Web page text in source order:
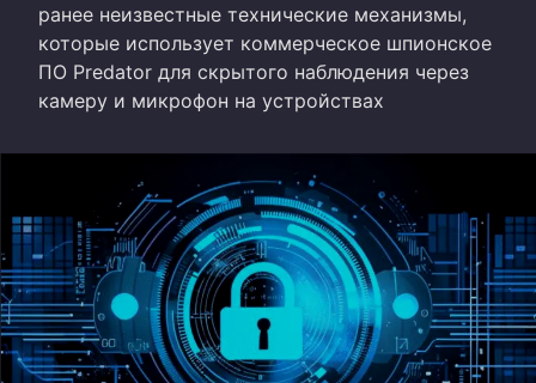
ранее неизвестные технические механизмы,
которые использует коммерческое шпионское
ПО Predator для скрытого наблюдения через
камеру и микрофон на устройствах